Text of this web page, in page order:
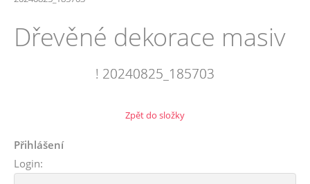
Dřevěné dekorace masiv
! 20240825_185703
Zpět do složky
Přihlášení
Login: